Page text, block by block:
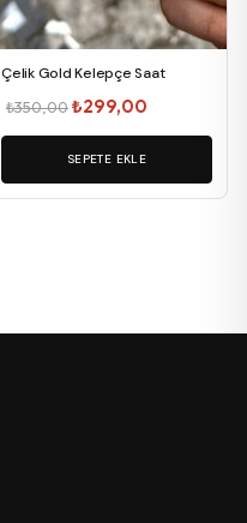
Çelik Gold Kelepçe Saat
₺350,00Orijinal
fiyat:
₺350,00.
₺299,00
andaki
₺299,00.
SEPETE EKLE